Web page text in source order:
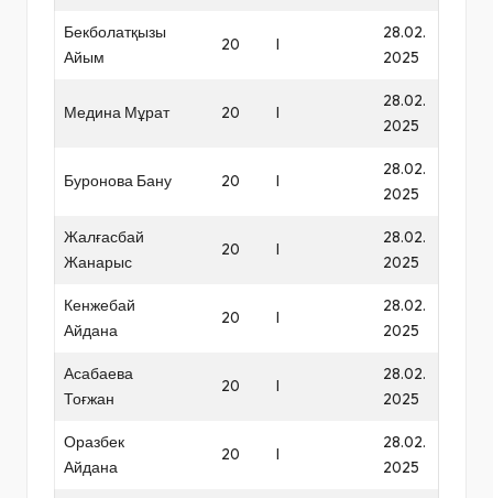
Бекболатқызы
Айым
20 I
28.02.
2025
Медина Мұрат 20 I
28.02.
2025
Буронова Бану 20 I
28.02.
2025
Жалғасбай
Жанарыс
20 I
28.02.
2025
Кенжебай
Айдана
20 I
28.02.
2025
Асабаева
Тоғжан
20 I
28.02.
2025
Оразбек
Айдана
20 I
28.02.
2025